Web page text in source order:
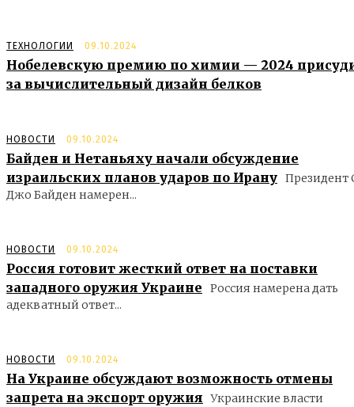
ТЕХНОЛОГИИ 09.10.2024
Нобелевскую премию по химии — 2024
за вычислительный дизайн белков
НОВОСТИ 09.10.2024
Байден и Нетаньяху начали обсуждение
израильских планов ударов по Ирану
Джо Байден намерен...
НОВОСТИ 09.10.2024
Россия готовит жесткий ответ на поставки
западного оружия Украине
Россия намерена дать
адекватный ответ...
НОВОСТИ 09.10.2024
На Украине обсуждают возможность отмены
запрета на экспорт оружия
Украинские власти